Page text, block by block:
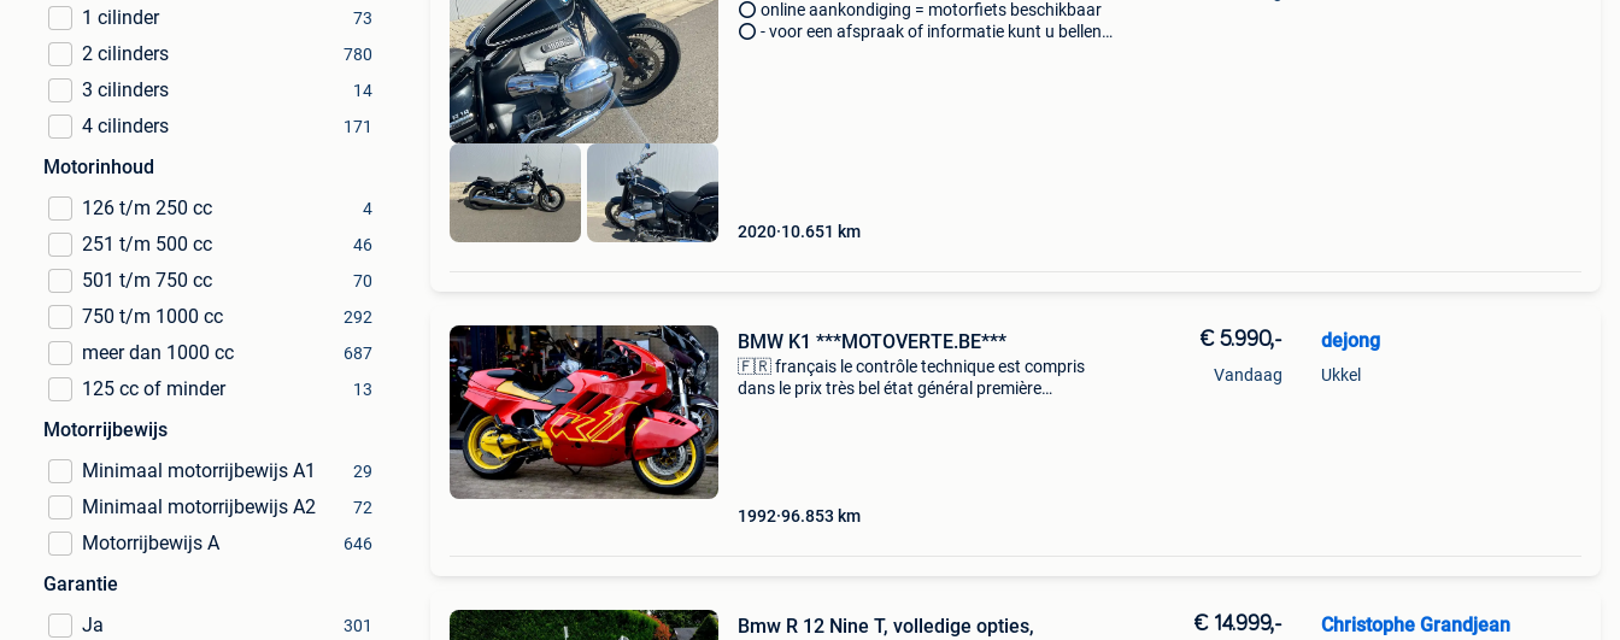
1 cilinder
73
2 cilinders 780
3 cilinders 14
4 cilinders 171
Motorinhoud
126 t/m 250 cc
4
251 t/m 500 cc 46
501 t/m 750 cc 70
750 t/m 1000 cc 292
meer dan 1000 cc 687
125 cc of minder 13
Motorrijbewijs
Minimaal motorrijbewijs A1
29
Minimaal motorrijbewijs A2 72
Motorrijbewijs A 646
Garantie
Ja
301
⭕️ online aankondiging = motorfiets beschikbaar
⭕️ - voor een afspraak of informatie kunt u bellen
2020 10.651 km
BMW K1 ***MOTOVERTE.BE***
🇫🇷 français le contrôle technique est compris
dans le prix très bel état général première
1992 96.853 km
€ 5.990,-
Vandaag
dejong
Ukkel
Bmw R 12 Nine T, volledige opties,
€ 14.999,- Christophe Grandjean